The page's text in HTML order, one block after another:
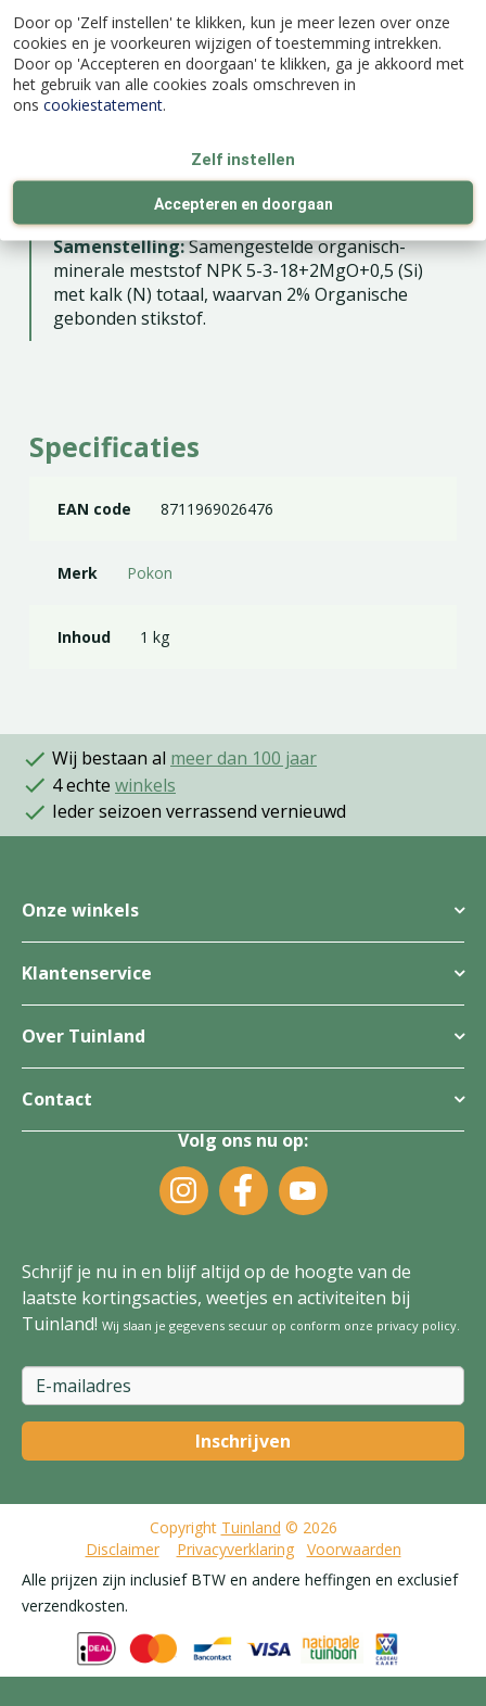
Door op 'Zelf instellen' te klikken, kun je meer lezen over onze
cookies en je voorkeuren wijzigen of toestemming intrekken.
Door op 'Accepteren en doorgaan' te klikken, ga je akkoord met
het gebruik van alle cookies zoals omschreven in
ons cookiestatement.
Zelf instellen
Accepteren en doorgaan
Gebruiksaanwijzing
Maai het gazon
Strooi, bij voorkeur met een strooier, de
Besproei het gazon als het binnen 24 uur
na toepassing niet regent
Samenstelling:Samengestelde organisch-
minerale meststof NPK 5-3-18+2MgO+0,5 (Si)
met kalk (N) totaal, waarvan 2% Organische
gebonden stikstof.
Specificaties
EAN code 8711969026476
Merk Pokon
Inhoud 1 kg
Wij bestaan al meer dan 100 jaar
4 echte winkels
Ieder seizoen verrassend vernieuwd
Onze winkels
Klantenservice
Over Tuinland
Contact
Volg ons nu op:
Schrijf je nu in en blijf altijd op de hoogte van de
laatste kortingsacties, weetjes en activiteiten bij
Tuinland! Wij slaan je gegevens secuur op conform onze privacy policy
Copyright Tuinland © 2026
Disclaimer
Privacyverklaring
Voorwaarden
Alle prijzen zijn inclusief BTW en andere heffingen en exclusief
verzendkosten.